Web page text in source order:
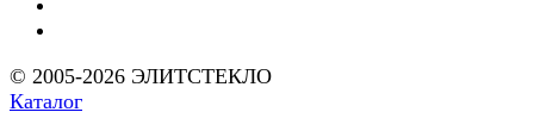
© 2005-2026 ЭЛИТСТЕКЛО
Каталог